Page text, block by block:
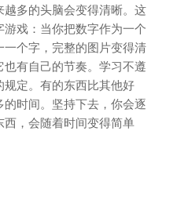
多的头脑会变得清晰。这
戏：当你把数字作为一个
个字，完整的图片变得清
有自己的节奏。学习不遵
定。有的东西比其他好
时间。坚持下去，你会逐
，会随着时间变得简单